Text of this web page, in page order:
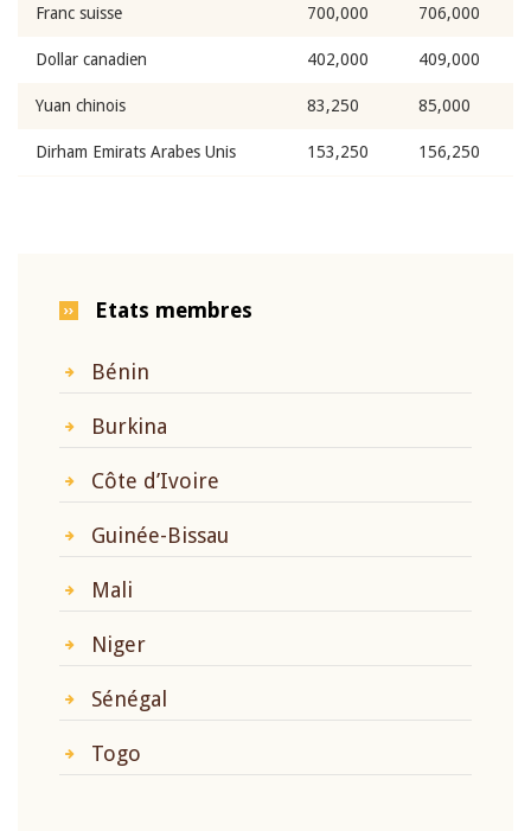
Franc suisse 700,000 706,000
Dollar canadien 402,000 409,000
Yuan chinois 83,250 85,000
Dirham Emirats Arabes Unis 153,250 156,250
Etats membres
Bénin
Burkina
Côte d’Ivoire
Guinée-Bissau
Mali
Niger
Sénégal
Togo